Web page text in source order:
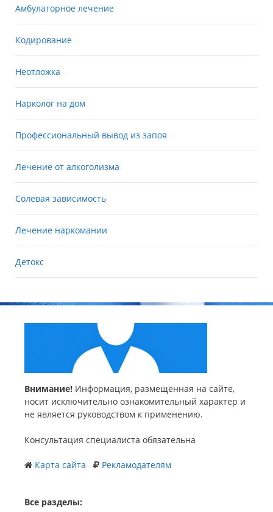
Амбулаторное лечение
Кодирование
Неотложка
Нарколог на дом
Профессиональный вывод из запоя
Лечение от алкоголизма
Солевая зависимость
Лечение наркомании
Детокс
Внимание! Информация, размещенная на сайте,
носит исключительно ознакомительный характер и
не является руководством к применению.
Консультация специалиста обязательна
Карта сайта Рекламодателям
Все разделы: